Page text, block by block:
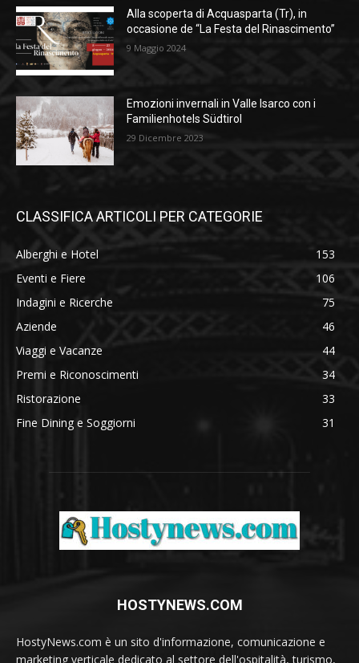
Alla scoperta di Acquasparta (Tr), in
occasione de “La Festa del Rinascimento”
9 Maggio 2024
Emozioni invernali in Valle Isarco con i
Familienhotels Südtirol
29 Dicembre 2023
CLASSIFICA ARTICOLI PER CATEGORIE
Alberghi e Hotel
153
Eventi e Fiere
106
Indagini e Ricerche
75
Aziende
46
Viaggi e Vacanze
44
Premi e Riconoscimenti
34
Ristorazione
33
Fine Dining e Soggiorni
31
HOSTYNEWS.COM
HostyNews.com è un sito d'informazione, comunicazione e
marketing verticale dedicato al settore dell'ospitalità, turismo,